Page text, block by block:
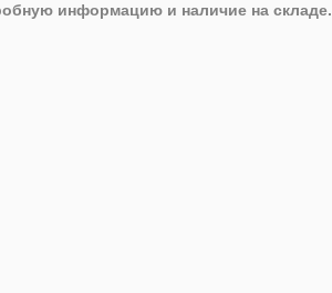
информацию и наличие на складе.